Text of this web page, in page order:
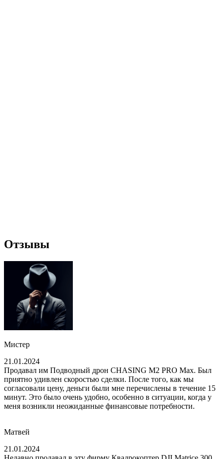
Отзывы
Мистер
21.01.2024
Продавал им Подводный дрон CHASING M2 PRO Max. Был
приятно удивлен скоростью сделки. После того, как мы
согласовали цену, деньги были мне перечислены в течение 15
минут. Это было очень удобно, особенно в ситуации, когда у
меня возникли неожиданные финансовые потребности.
Матвей
21.01.2024